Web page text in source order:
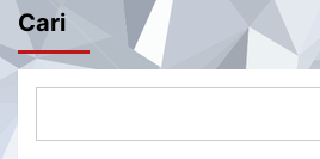
Cari